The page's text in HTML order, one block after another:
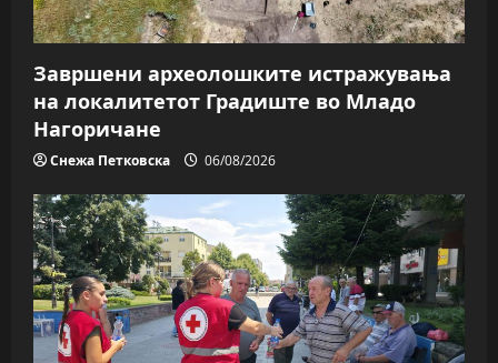
Завршени археолошките истражувања
на локалитетот Градиште во Младо
Нагоричане
Снежа Петковска 06/08/2026